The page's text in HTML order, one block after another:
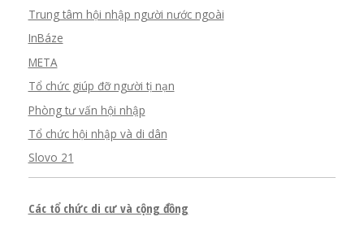
Trung tâm hội nhập người nước ngoài
InBáze
META
Tổ chức giúp đỡ người tị nạn
Phòng tư vấn hội nhập
Tổ chức hội nhập và di dân
Slovo 21
Các tổ chức di cư và cộng đồng